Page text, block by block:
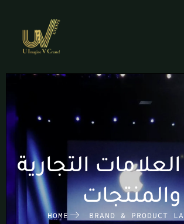
التجارية
والمنتجات
HOME BRAND & PRODUCT